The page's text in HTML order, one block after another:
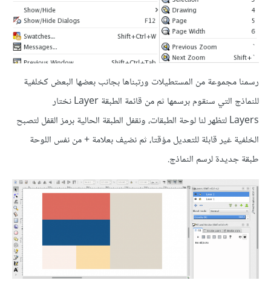
رسمنا مجموعة من المستطيلات ورتبناها بجانب بعضها البعض كخلفية
للنماذج التي سنقوم برسمها ثم من قائمة الطبقة Layer نختار
Layers لتظهر لنا لوحة الطبقات، ونقفل الطبقة الحالية برمز القفل لتصبح
الخلفية غير قابلة للتعديل مؤقتا، ثم نضيف بعلامة + من نفس اللوحة
طبقة جديدة لرسم النماذج.